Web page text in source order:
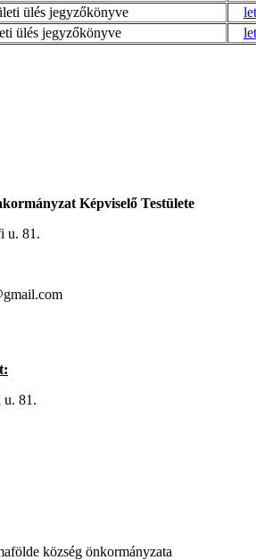
ülés jegyzőkönyve
ülés jegyzőkönyve
Képviselő Testülete
u. 81.
u. 81.
község önkormányzata